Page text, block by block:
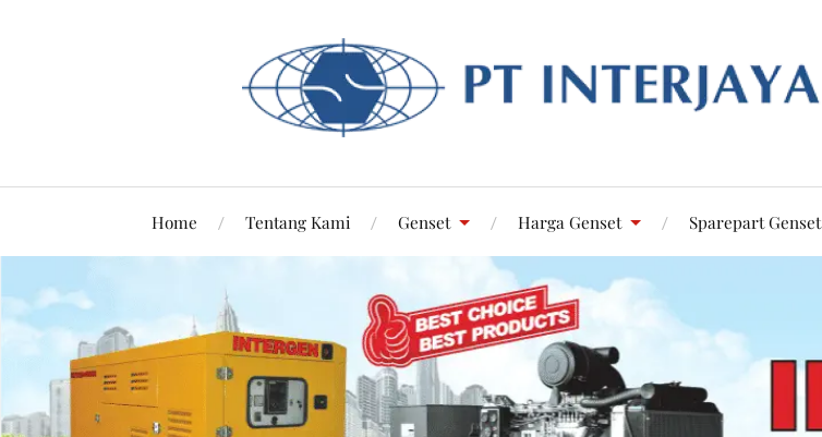
Home Tentang Kami Genset Harga Genset Sparepart Genset